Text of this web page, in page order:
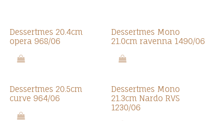
Dessertmes 20.4cm
opera 968/06
Dessertmes Mono
21.0cm ravenna 1490/06
Dessertmes 20.5cm
curve 964/06
Dessertmes Mono
21.3cm Nardo RVS
1230/06